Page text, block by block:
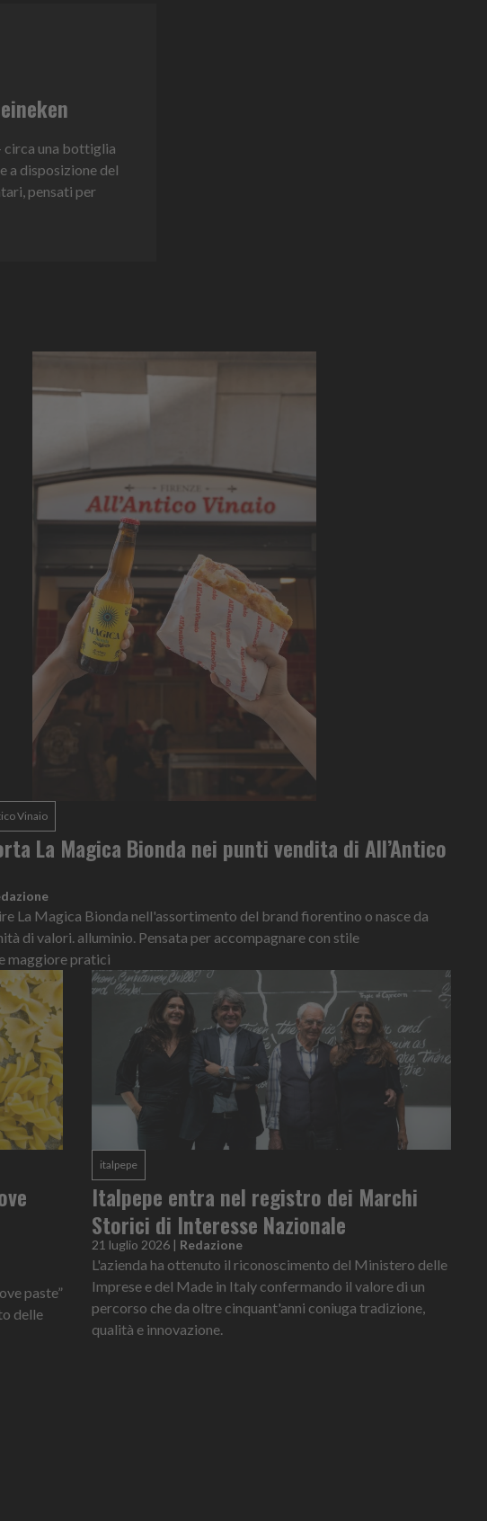
una bottiglia
a disposizione del
pensati per
Vinaio
La Magica Bionda nei punti vendita di All’Antico
La Magica Bionda nell'assortimento del brand fiorentino o nasce da
di valori. alluminio. Pensata per accompagnare con stile
maggiore pratici
paste”
delle
italpepe
Italpepe entra nel registro dei Marchi
Storici di Interesse Nazionale
21 luglio 2026 | Redazione
L'azienda ha ottenuto il riconoscimento del Ministero delle
Imprese e del Made in Italy confermando il valore di un
percorso che da oltre cinquant'anni coniuga tradizione,
qualità e innovazione.